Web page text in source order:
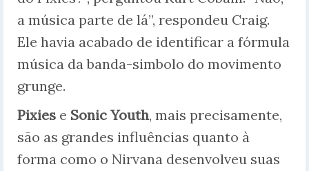
a música parte de lá”, respondeu Craig.
Ele havia acabado de identificar a fórmula
música da banda-simbolo do movimento
grunge.
Pixies e Sonic Youth, mais precisamente,
são as grandes influências quanto à
forma como o Nirvana desenvolveu suas